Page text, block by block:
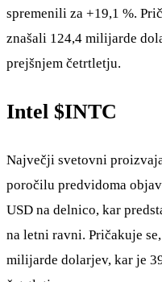
spremenili za +19,1 %.
znašali 124,4 milijarde
prejšnjem četrtletju.
Intel $INTC
Največji svetovni
poročilu predvidoma
USD na delnico, kar
na letni ravni. Pričakuje
milijarde dolarjev, kar je